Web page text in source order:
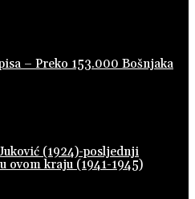
– Preko 153.000 Bošnjaka
(1924)-posljednji
ovom kraju (1941-1945)